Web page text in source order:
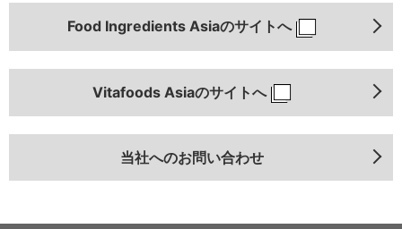
Food Ingredients Asiaのサイトへ
Vitafoods Asiaのサイトへ
当社へのお問い合わせ